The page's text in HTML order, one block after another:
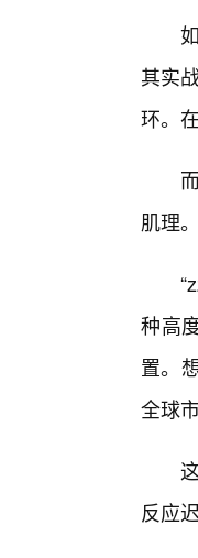
其实
环。
肌理。
种高
置。
全球
反应